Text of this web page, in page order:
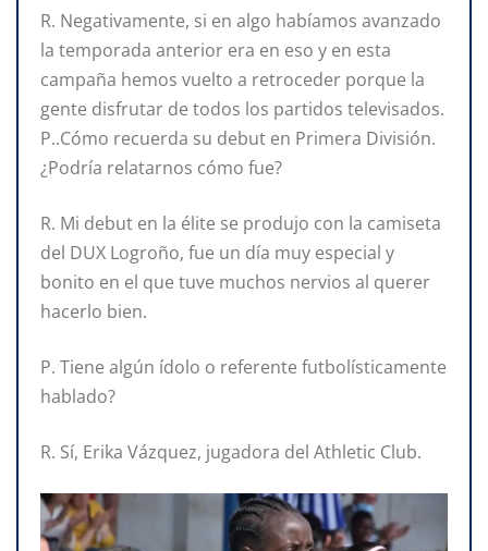
R. Negativamente, si en algo habíamos avanzado
la temporada anterior era en eso y en esta
campaña hemos vuelto a retroceder porque la
gente disfrutar de todos los partidos televisados.
P..Cómo recuerda su debut en Primera División.
¿Podría relatarnos cómo fue?
R. Mi debut en la élite se produjo con la camiseta
del DUX Logroño, fue un día muy especial y
bonito en el que tuve muchos nervios al querer
hacerlo bien.
P. Tiene algún ídolo o referente futbolísticamente
hablado?
R. Sí, Erika Vázquez, jugadora del Athletic Club.